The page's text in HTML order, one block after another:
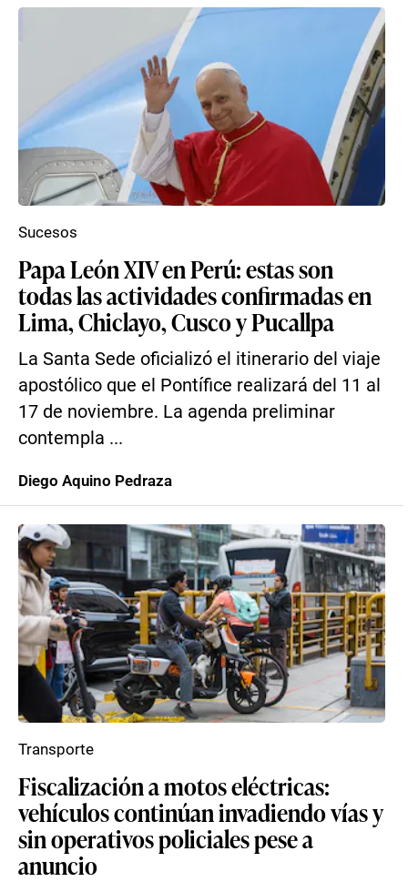
Papa León XIV en Perú: estas son
todas las actividades confirmadas en
Lima, Chiclayo, Cusco y Pucallpa
La Santa Sede oficializó el itinerario del viaje
apostólico que el Pontífice realizará del 11 al
17 de noviembre. La agenda preliminar
contempla ...
Sucesos
Diego Aquino Pedraza
Fiscalización a motos eléctricas:
vehículos continúan invadiendo vías y
sin operativos policiales pese a
anuncio
Transporte